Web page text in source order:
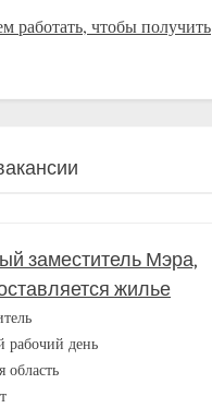
работать, чтобы получить
заместитель Мэра,
жилье
рабочий день
область